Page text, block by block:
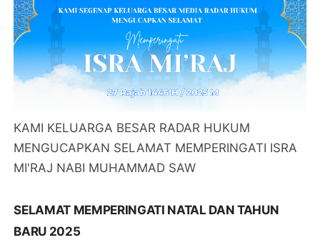
KAMI KELUARGA BESAR RADAR HUKUM
MENGUCAPKAN SELAMAT MEMPERINGATI ISRA
MI'RAJ NABI MUHAMMAD SAW
SELAMAT MEMPERINGATI NATAL DAN TAHUN
BARU 2025